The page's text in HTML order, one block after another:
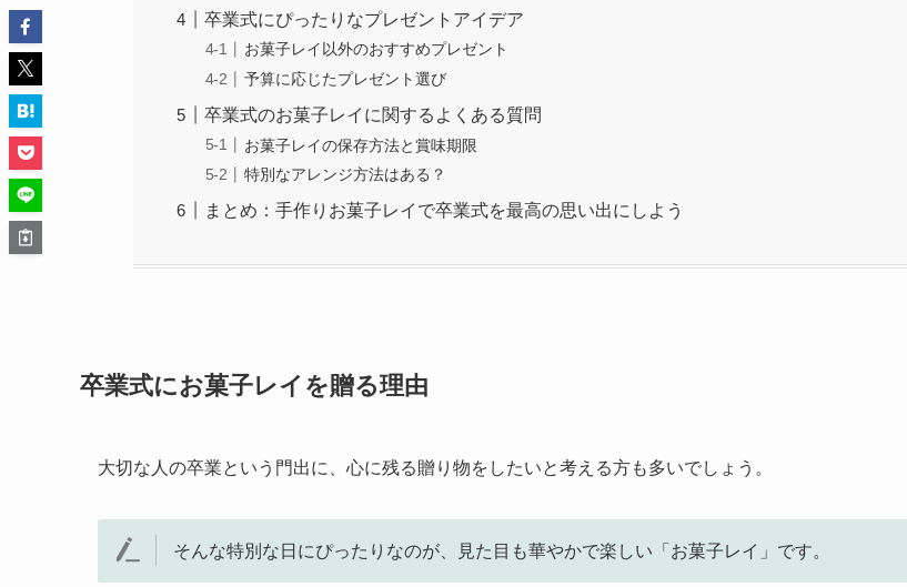
卒業式にぴったりなプレゼントアイデア
お菓子レイ以外のおすすめプレゼント
予算に応じたプレゼント選び
卒業式のお菓子レイに関するよくある質問
お菓子レイの保存方法と賞味期限
特別なアレンジ方法はある？
まとめ：手作りお菓子レイで卒業式を最高の思い出にしよう
卒業式にお菓子レイを贈る理由
大切な人の卒業という門出に、心に残る贈り物をしたいと考える方も多いでしょう。
そんな特別な日にぴったりなのが、見た目も華やかで楽しい「お菓子レイ」です。